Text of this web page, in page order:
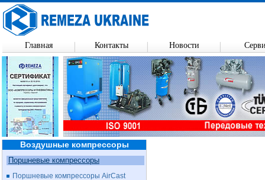
Воздушные компрессоры
Поршневые компрессоры
Поршневые компрессоры AirCast
Главная Контакты Новости